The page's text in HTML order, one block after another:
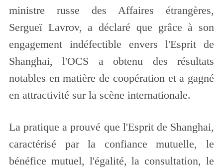
ministre russe des Affaires étrangères,
Sergueï Lavrov, a déclaré que grâce à son
engagement indéfectible envers l'Esprit de
Shanghai, l'OCS a obtenu des résultats
notables en matière de coopération et a gagné
en attractivité sur la scène internationale.
La pratique a prouvé que l'Esprit de Shanghai,
caractérisé par la confiance mutuelle, le
bénéfice mutuel, l'égalité, la consultation, le